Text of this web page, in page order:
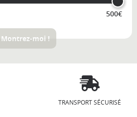
500€
Montrez-moi !
TRANSPORT SÉCURISÉ